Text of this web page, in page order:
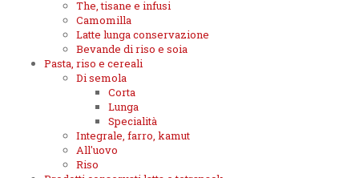
The, tisane e infusi
Camomilla
Latte lunga conservazione
Bevande di riso e soia
Pasta, riso e cereali
Di semola
Corta
Lunga
Specialità
Integrale, farro, kamut
All'uovo
Riso